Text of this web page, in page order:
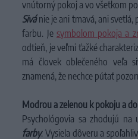
vnútorný pokoj a vo všetkom
Sivánie je ani tmavá, ani svetlá,
farbu. Je symbolom pokoja a
odtieň, je veľmi ťažké
má človek oblečeného veľa
znamená, že nechce pútať
Modrou a zelenou k pokoju a
Psychológovia sa zhodujú na
farby. Vysiela dôveru a